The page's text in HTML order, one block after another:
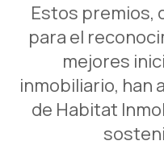
Estos premios,
para el
mejores
inmobiliario, han
de Habitat